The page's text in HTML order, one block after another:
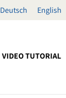
Deutsch English
VIDEO TUTORIAL